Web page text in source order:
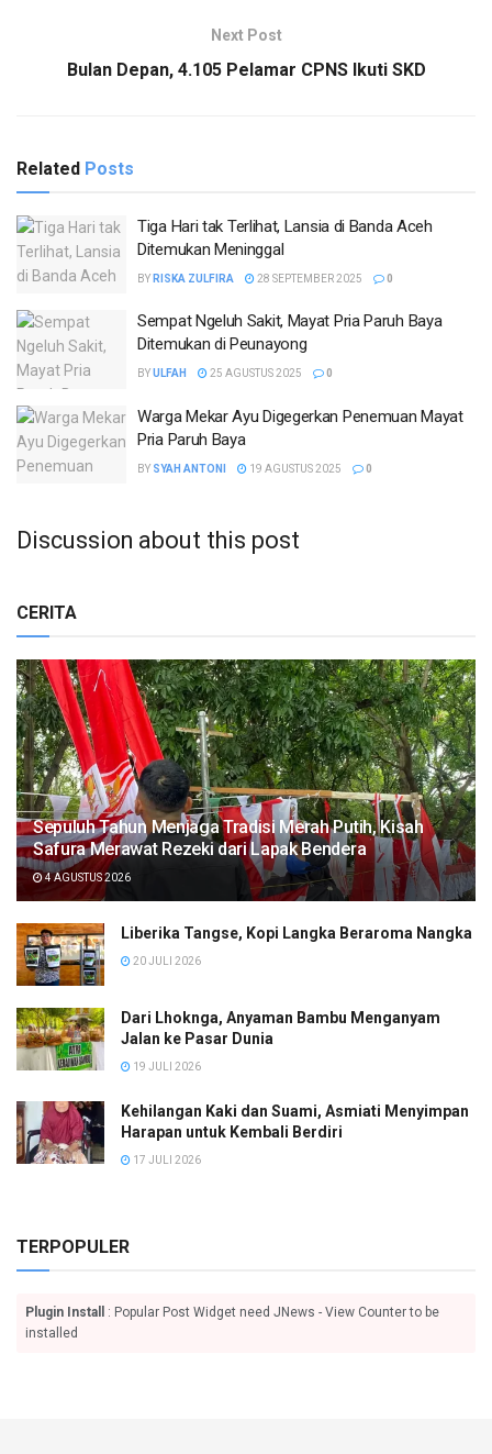
Next Post
Bulan Depan, 4.105 Pelamar CPNS Ikuti SKD
Related Posts
Tiga Hari tak Terlihat, Lansia di Banda Aceh
Ditemukan Meninggal
BY RISKA ZULFIRA 28 SEPTEMBER 2025 0
Sempat Ngeluh Sakit, Mayat Pria Paruh Baya
Ditemukan di Peunayong
BYULFAH 25 AGUSTUS 2025 0
Warga Mekar Ayu Digegerkan Penemuan Mayat
Pria Paruh Baya
BY SYAH ANTONI 19 AGUSTUS 2025 0
Discussion about this post
CERITA
Sepuluh Tahun Menjaga Tradisi Merah Putih, Kisah
Safura Merawat Rezeki dari Lapak Bendera
4 AGUSTUS 2026
Liberika Tangse, Kopi Langka Beraroma Nangka
20 JULI 2026
Dari Lhoknga, Anyaman Bambu Menganyam
Jalan ke Pasar Dunia
19 JULI 2026
Kehilangan Kaki dan Suami, Asmiati Menyimpan
Harapan untuk Kembali Berdiri
17 JULI 2026
TERPOPULER
Plugin Install
: Popular Post Widget need JNews - View Counter to be
installed